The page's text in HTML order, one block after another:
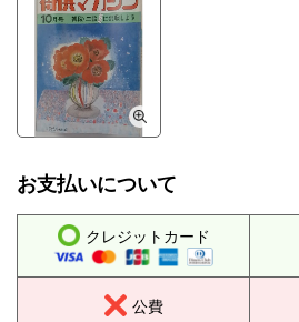
お支払いについて
クレジットカード
公費